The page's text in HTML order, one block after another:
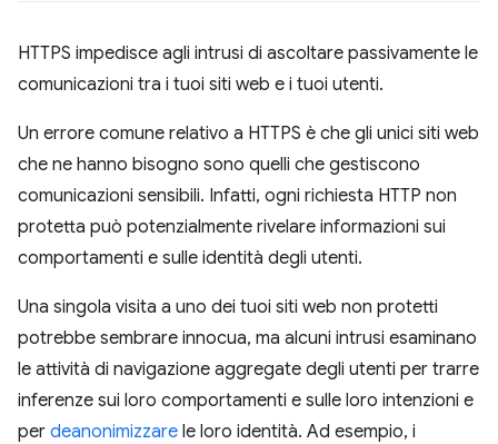
HTTPS impedisce agli intrusi di ascoltare passivamente le
comunicazioni tra i tuoi siti web e i tuoi utenti.
Un errore comune relativo a HTTPS è che gli unici siti web
che ne hanno bisogno sono quelli che gestiscono
comunicazioni sensibili. Infatti, ogni richiesta HTTP non
protetta può potenzialmente rivelare informazioni sui
comportamenti e sulle identità degli utenti.
Una singola visita a uno dei tuoi siti web non protetti
potrebbe sembrare innocua, ma alcuni intrusi esaminano
le attività di navigazione aggregate degli utenti per trarre
inferenze sui loro comportamenti e sulle loro intenzioni e
per deanonimizzare le loro identità. Ad esempio, i